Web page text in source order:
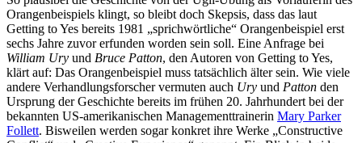
Orangenbeispiels klingt, so bleibt doch Skepsis, dass das laut
Getting to Yes bereits 1981 „sprichwörtliche“ Orangenbeispiel erst
sechs Jahre zuvor erfunden worden sein soll. Eine Anfrage bei
William Ury und Bruce Patton, den Autoren von Getting to Yes,
klärt auf: Das Orangenbeispiel muss tatsächlich älter sein. Wie viele
andere Verhandlungsforscher vermuten auch Ury und Patton den
Ursprung der Geschichte bereits im frühen 20. Jahrhundert bei der
bekannten US-amerikanischen Managementtrainerin Mary Parker
Follett. Bisweilen werden sogar konkret ihre Werke „Constructive